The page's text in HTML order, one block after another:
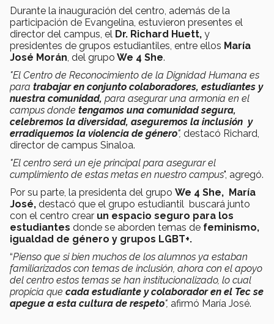
Durante la inauguración del centro, además de la
participación de Evangelina, estuvieron presentes el
director del campus, el Dr. Richard Huett, y
presidentes de grupos estudiantiles, entre ellos María
José Morán, del grupo We 4 She.
"El Centro de Reconocimiento de la Dignidad Humana es
para trabajar en conjunto colaboradores, estudiantes y
nuestra comunidad, para asegurar una armonía en el
campus donde tengamos una comunidad segura,
celebremos la diversidad, aseguremos la inclusión y
erradiquemos la violencia de género", destacó Richard,
director de campus Sinaloa.
"El centro será un eje principal para asegurar el
cumplimiento de estas metas en nuestro campus", agregó.
Por su parte, la presidenta del grupo We 4 She, María
José, destacó que el grupo estudiantil buscará junto
con el centro crear un espacio seguro para los
estudiantes donde se aborden temas de feminismo,
igualdad de género y grupos LGBT+.
“Pienso que si bien muchos de los alumnos ya estaban
familiarizados con temas de inclusión, ahora con el apoyo
del centro estos temas se han institucionalizado, lo cual
propicia que cada estudiante y colaborador en el Tec se
apegue a esta cultura de respeto", afirmó María José.